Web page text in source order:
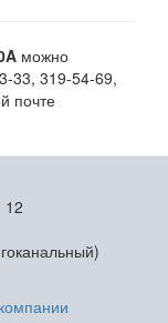
можно
33, 319-54-69,
почте
12